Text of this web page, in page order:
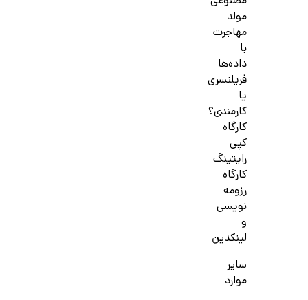
مولد
مهاجرت
با
داده‌ها
فریلنسری
یا
کارمندی؟
کارگاه
کپی
رایتینگ
کارگاه
رزومه
نویسی
و
لینکدین
سایر
موارد